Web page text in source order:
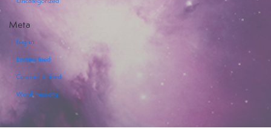
Meta
Log in
Entries feed
Comments feed
WordPress.org